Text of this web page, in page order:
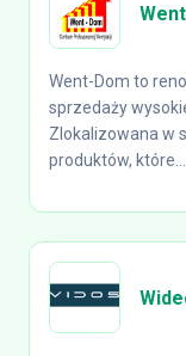
Went-Dom to
sprzedaży
Zlokalizowana w
produktów, które...